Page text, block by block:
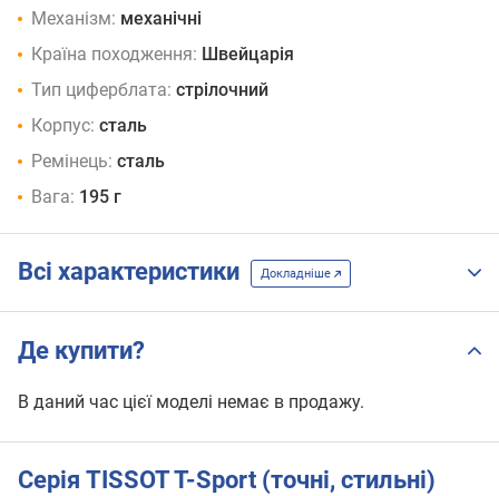
Механізм: механічні
Країна походження: Швейцарія
Тип циферблата: стрілочний
Корпус: сталь
Ремінець: сталь
Вага: 195 г
Всі характеристики Докладніше
Де купити?
В даний час цієї моделі немає в продажу.
Серія TISSOT T-Sport (точні, стильні)